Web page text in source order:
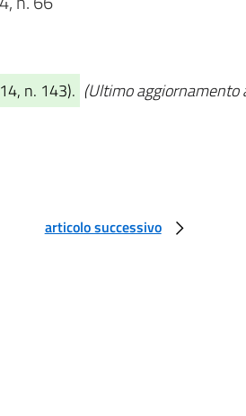
n. 143). (Ultimo
articolo successivo